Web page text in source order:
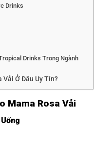
Drinks
Drinks Trong Ngành
Vải Ở Đâu Uy Tín?
Mama Rosa Vải